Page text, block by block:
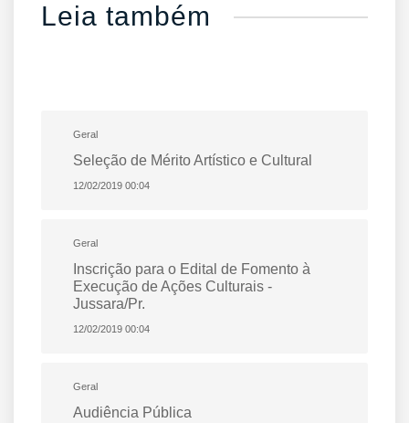
Leia também
Geral
Seleção de Mérito Artístico e Cultural
12/02/2019 00:04
Geral
Inscrição para o Edital de Fomento à
Execução de Ações Culturais -
Jussara/Pr.
12/02/2019 00:04
Geral
Audiência Pública